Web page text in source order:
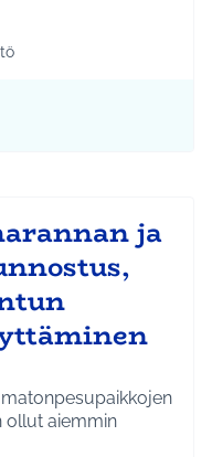
Tuusulan kylät
teeman mukaan:
ja
matonpesupaikkojen
ollut aiemmin